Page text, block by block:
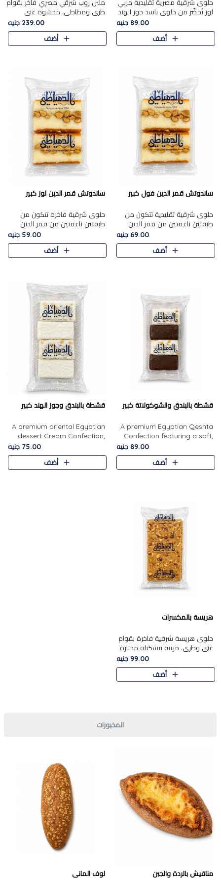
حلوى شرقية مصرية تقليدية مربي
لوز تُحضَّر من حلوى باسد جوز الهند
بقوام طري ومذاق غني، وتُزين
وتغطاه بقطع اللوز الفاخر التي
تضيف لمسة مميزة م..
89.00 جنيه
أضف
ملبن روب شرقي مصري فاخر بقوام
طري ومطاطي، محشوة غني
بسخاء بقطع عين الجمل واللوز
الفاخر التي تضيف قرمشة مميزة
ومرضية ونكهة ناتي غنية في كل
239.00 جنيه
أضف
ساندوتش قمر الدين فول كبير
حلوى شرقية تقليدية تتكون من
طبقتين ناعمتين من قمر الدين
الفاخر، تتوسطهما حشوة غنية من
الفول السوداني المحمص، لتجمع
بين حلاوة المشمش الطبيعية..
69.00 جنيه
أضف
ساندوتش قمر الدين لوز كبير
حلوى شرقية فاخرة تتكون من
طبقتين ناعمتين من قمر الدين
الفاخر، تتوسطهما حشوة غنية من
اللوز المحمص لتمنح مزيجًا متوازنًا
من النعومة والقرمشة. ..
59.00 جنيه
أضف
قشطة بالبندق والشوكولاتة كبير
A premium Egyptian Qeshta
Confection featuring a soft,
creamy texture paired with a
rich layer of premium
chocolate and the distinctive
89.00 جنيه
أضف
قشطة بالبندق وجوز الهند كبير
A premium oriental Egyptian
dessert Cream Confection,
featuring a soft, creamy
texture and the distinctive
flavor of roasted hazelnuts.
75.00 جنيه
أضف
هريسة بالمكسرات
حلوى هريسة شرقية فاخرة بقوام
غني وطري، مزينة بتشكيلة مختارة
من المكسرات الفاخرة التي تضيف
قرمشة مميزة ونكهة غنية في كل
قطعة. تجمع بين المذاق..
99.00 جنيه
أضف
المخبوزات
مناقيش بالردة والجبن لوف المانى